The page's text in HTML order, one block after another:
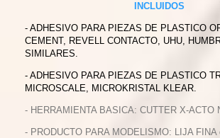
INCLUIDOS
- ADHESIVO PARA PIEZAS DE PLASTICO
CEMENT, REVELL CONTACTO, UHU,
SIMILARES.
- ADHESIVO PARA PIEZAS DE PLASTICO
MICROSCALE, MICROKRISTAL KLEAR.
- HERRAMIENTA BASICA: CUTTER X-ACTO
- PRODUCTO PARA MODELISMO: LIJA FINA